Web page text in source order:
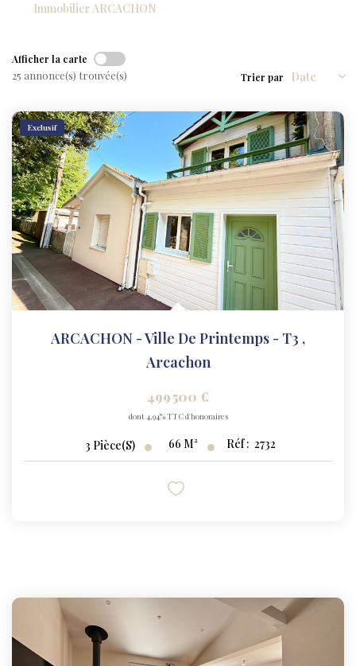
EXTRANET
Extranet Location
Extranet Syndic
Immobilier ARCACHON
Afficher la carte
25 annonce(s) trouvée(s) Trier par
Exclusif
ARCACHON - Ville De Printemps - T3 ,
Arcachon
499 500 €
dont 4,94% TTC d'honoraires
3 Pièce(s) 66 M² Réf : 2732